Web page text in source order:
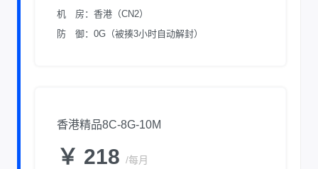
机 房：香港（CN2）
防 御：0G（被揍3小时自动解封）
香港精品8C-8G-10M
￥ 218 /每月